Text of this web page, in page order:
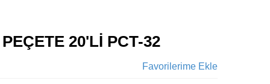
20'Lİ PCT-32
Favorilerime Ekle